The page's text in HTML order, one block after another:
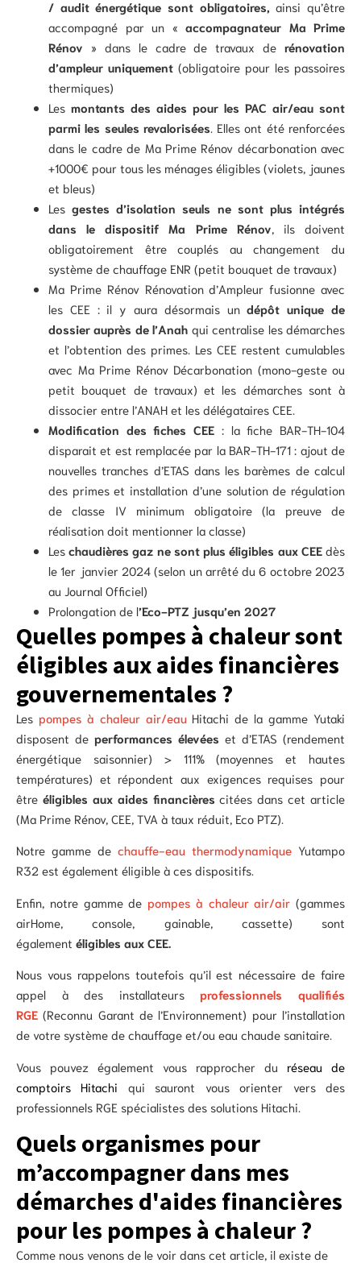
/ audit énergétique sont obligatoires, ainsi qu’être
accompagné par un « accompagnateur Ma Prime
Rénov » dans le cadre de travaux de rénovation
d’ampleur uniquement (obligatoire pour les passoires
thermiques)
Les montants des aides pour les PAC air/eau sont
parmi les seules revalorisées . Elles ont été renforcées
dans le cadre de Ma Prime Rénov décarbonation avec
+1000€ pour tous les ménages éligibles (violets, jaunes
et bleus)
Lesgestes d’isolation seuls ne sont plus intégrés
dans le dispositif Ma Prime Rénov , ils doivent
obligatoirement être couplés au changement du
système de chauffage ENR (petit bouquet de travaux)
Ma Prime Rénov Rénovation d’Ampleur fusionne avec
les CEE : il y aura désormais undépôt unique de
dossier auprès de l’Anah qui centralise les démarches
et l’obtention des primes. Les CEE restent cumulables
avec Ma Prime Rénov Décarbonation (mono-geste ou
petit bouquet de travaux) et les démarches sont à
dissocier entre l’ANAH et les délégataires CEE.
Modification des fiches CEE : la fiche BAR-TH-104
disparait et est remplacée par la BAR-TH-171 : ajout de
nouvelles tranches d’ETAS dans les barèmes de calcul
des primes et installation d’une solution de régulation
de classe IV minimum obligatoire (la preuve de
réalisation doit mentionner la classe)
Leschaudières gaz ne sont plus éligibles aux CEEdès
le 1er janvier 2024 (selon un arrêté du 6 octobre 2023
au Journal Officiel)
Prolongation de l’Eco-PTZ jusqu’en 2027
Quelles pompes à chaleur sont
éligibles aux aides financières
gouvernementales ?
Les pompes à chaleur air/eauHitachi de la gamme Yutaki
disposent de performances élevées et d’ETAS (rendement
énergétique saisonnier) > 111% (moyennes et hautes
températures) et répondent aux exigences requises pour
être éligibles aux aides financières citées dans cet article
(Ma Prime Rénov, CEE, TVA à taux réduit, Eco PTZ).
Notre gamme de chauffe-eau thermodynamique Yutampo
R32 est également éligible à ces dispositifs.
Enfin, notre gamme de pompes à chaleur air/air (gammes
airHome, console, gainable, cassette) sont
également éligibles aux CEE.
Nous vous rappelons toutefois qu’il est nécessaire de faire
appel à des installateursprofessionnels qualifiés
RGE (Reconnu Garant de l’Environnement) pour l’installation
de votre système de chauffage et/ou eau chaude sanitaire.
Vous pouvez également vous rapprocher du réseau de
comptoirs Hitachi qui sauront vous orienter vers des
professionnels RGE spécialistes des solutions Hitachi.
Quels organismes pour
m’accompagner dans mes
démarches d'aides financières
pour les pompes à chaleur ?
Comme nous venons de le voir dans cet article, il existe de